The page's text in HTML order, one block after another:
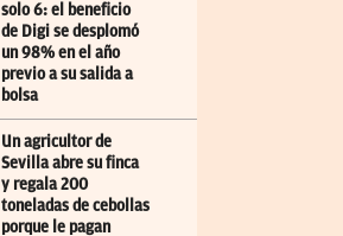
solo 6: el beneficio
de Digi se desplomó
un 98% en el año
previo a su salida a
bolsa
Un agricultor de
Sevilla abre su finca
y regala 200
toneladas de cebollas
porque le pagan